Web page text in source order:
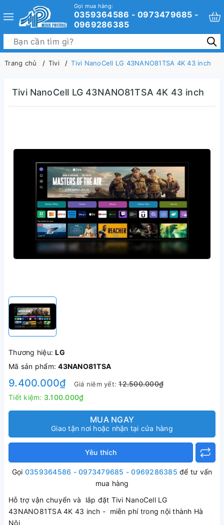
Gọi mua hàng:
0359364586 - 0973479685 -
0969286385
Trang chủ Tivi Tivi NanoCell LG 43NANO81TSA 4K 43 inch
Tivi NanoCell LG 43NANO81TSA 4K 43 inch
Thương hiệu:LG
Mã sản phẩm:43NANO81TSA
9.400.000₫ Giá niêm yết:12.500.000₫
Tiết kiệm: 3.100.000₫
MUA NGAY
Giao tận nơi hoặc nhận tại cửa hàng
Yêu thích
Gọi 0359364586 - 0973479685 - 0969286385 để tư vấn
mua hàng
Hỗ trợ vận chuyển và lắp đặt Tivi NanoCell LG
43NANO81TSA 4K 43 inch - miễn phí trong nội thành Hà
Nội